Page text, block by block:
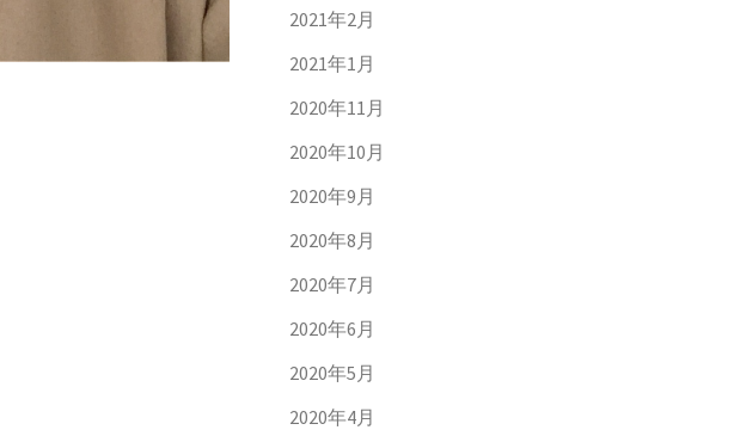
2021年2月
2021年1月
2020年11月
2020年10月
2020年9月
2020年8月
2020年7月
2020年6月
2020年5月
2020年4月